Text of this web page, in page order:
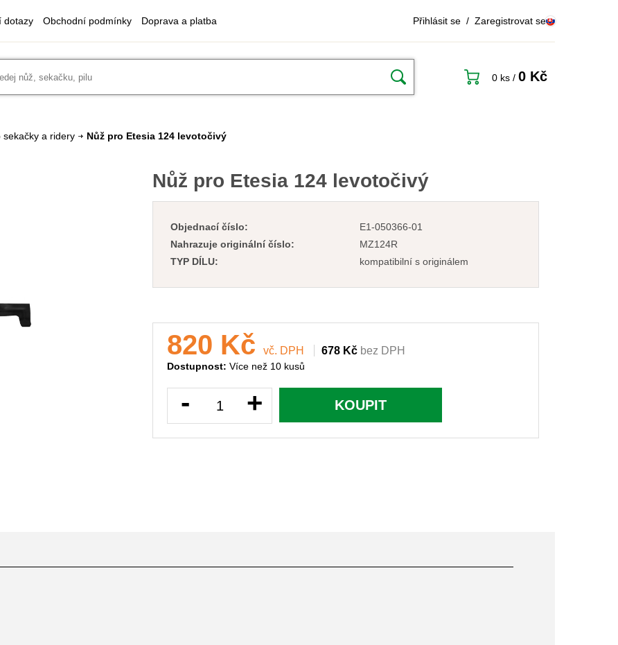
dotazy Obchodní podmínky Doprava a platba Přihlásit se / Zaregistrovat se
0 ks / 0 Kč
a ridery Nůž pro Etesia 124 levotočivý
Nůž pro Etesia 124 levotočivý
Objednací číslo:
E1-050366-01
Nahrazuje originální číslo:
MZ124R
TYP DÍLU:
kompatibilní s originálem
820 Kč vč. DPH 678 Kč bez DPH
Dostupnost: Více než 10 kusů
- + KOUPIT